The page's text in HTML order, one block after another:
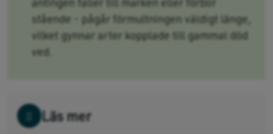
stående - pågår förmultningen väldigt länge,
vilket gynnar arter kopplade till gammal död
ved.
Läs mer